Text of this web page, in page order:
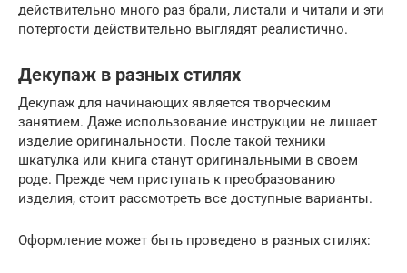
действительно много раз брали, листали и читали и эти
потертости действительно выглядят реалистично.
Декупаж в разных стилях
Декупаж для начинающих является творческим
занятием. Даже использование инструкции не лишает
изделие оригинальности. После такой техники
шкатулка или книга станут оригинальными в своем
роде. Прежде чем приступать к преобразованию
изделия, стоит рассмотреть все доступные варианты.
Оформление может быть проведено в разных стилях: